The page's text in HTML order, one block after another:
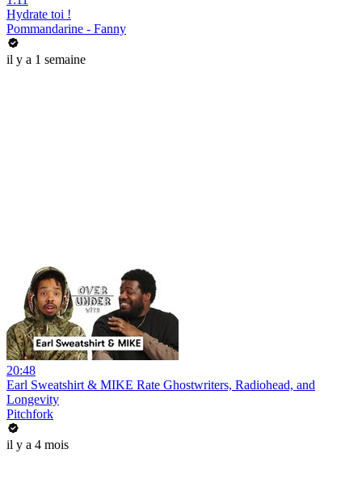
Hydrate toi !
Pommandarine - Fanny
il y a 1 semaine
20:48
Earl Sweatshirt & MIKE Rate Ghostwriters, Radiohead, and
Longevity
Pitchfork
il y a 4 mois